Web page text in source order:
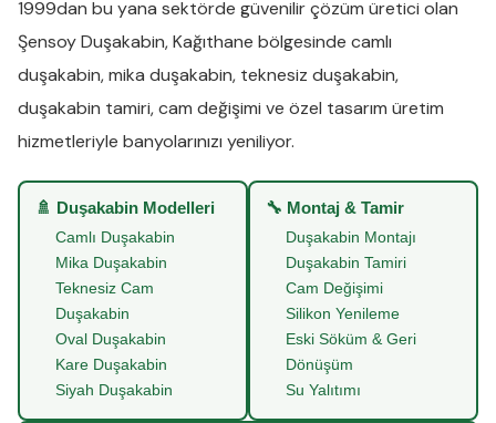
1999dan bu yana sektörde güvenilir çözüm üretici olan
Şensoy Duşakabin,Kağıthane bölgesinde camlı
duşakabin,mika duşakabin, teknesiz duşakabin,
duşakabin tamiri,cam değişimi ve özel tasarım üretim
hizmetleriyle banyolarınızı yeniliyor.
🚿 Duşakabin Modelleri
Camlı Duşakabin
Mika Duşakabin
Teknesiz Cam
Duşakabin
Oval Duşakabin
Kare Duşakabin
Siyah Duşakabin
🔧 Montaj & Tamir
Duşakabin Montajı
Duşakabin Tamiri
Cam Değişimi
Silikon Yenileme
Eski Söküm & Geri
Dönüşüm
Su Yalıtımı